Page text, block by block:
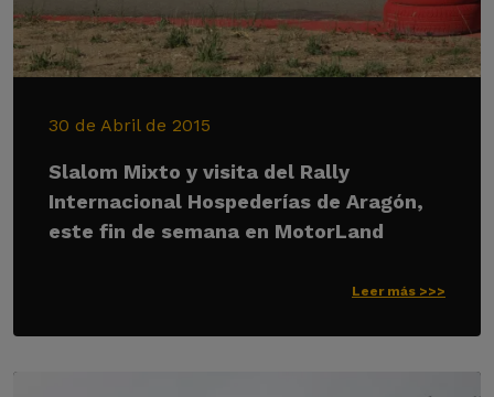
30 de Abril de 2015
Slalom Mixto y visita del Rally
Internacional Hospederías de Aragón,
este fin de semana en MotorLand
Leer más >>>